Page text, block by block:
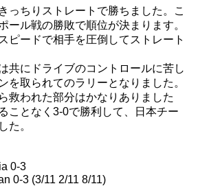
っちりストレートで勝ちました。こ
ール戦の勝敗で順位が決まります。
ピードで相手を圧倒してストレート
共にドライブのコントロールに苦し
を取られてのラリーとなりました。
救われた部分はかなりありました
ことなく3-0で勝利して、日本チー
た。
0-3
0-3 (3/11 2/11 8/11)